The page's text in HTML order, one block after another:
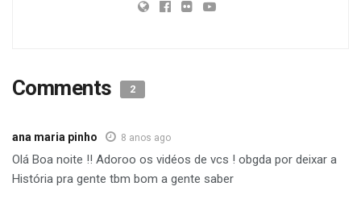
Comments 2
ana maria pinho 8 anos ago
Olá Boa noite !! Adoroo os vidéos de vcs ! obgda por deixar a
História pra gente tbm bom a gente saber